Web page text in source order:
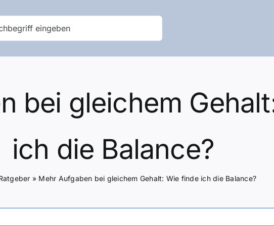
bei gleichem
ich die Balance?
» Mehr Aufgaben bei gleichem Gehalt: Wie finde ich die Balance?